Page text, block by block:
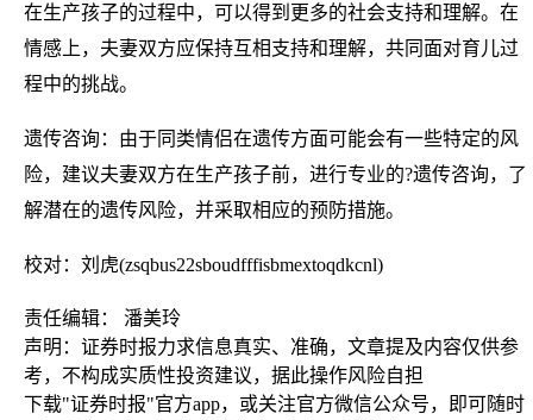
在生产孩子的过程中，可以得到更多的社会支持和理解。在
情感上，夫妻双方应保持互相支持和理解，共同面对育儿过
程中的挑战。
遗传咨询：由于同类情侣在遗传方面可能会有一些特定的风
险，建议夫妻双方在生产孩子前，进行专业的?遗传咨询，了
解潜在的遗传风险，并采取相应的预防措施。
校对：刘虎(zsqbus22sboudfffisbmextoqdkcnl)
责任编辑： 潘美玲
声明：证券时报力求信息真实、准确，文章提及内容仅供参
考，不构成实质性投资建议，据此操作风险自担
下载"证券时报"官方app，或关注官方微信公众号，即可随时